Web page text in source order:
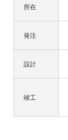
所在
発注
設計
竣工